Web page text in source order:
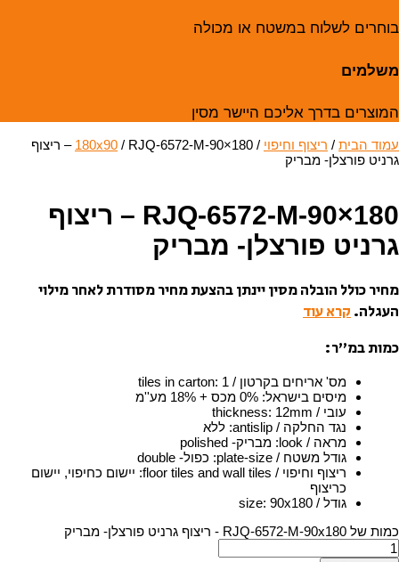
בוחרים לשלוח במשטח או מכולה
משלמים
המוצרים בדרך אליכם היישר מסין
עמוד הבית / ריצוף וחיפוי /
180x90 / RJQ-6572-M-90×180 – ריצוף
גרניט פורצלן- מבריק
RJQ-6572-M-90×180 – ריצוף
גרניט פורצלן- מבריק
מחיר כולל הובלה מסין יינתן בהצעת מחיר מסודרת לאחר מילוי
העגלה. קרא עוד
כמות במ”ר:
מס' אריחים בקרטון / tiles in carton : 1
מיסים בישראל: 0% מכס + 18% מע''מ
עובי / thickness
: 12mm
נגד החלקה / antislip
: ללא
מראה / look
: מבריק- polished
גודל משטח / plate-size
: כפול- double
ריצוף וחיפוי / floor tiles and wall tiles
: יישום כחיפוי, יישום
כריצוף
גודל / size
:90x180
כמות של RJQ-6572-M-90x180 - ריצוף גרניט פורצלן- מבריק